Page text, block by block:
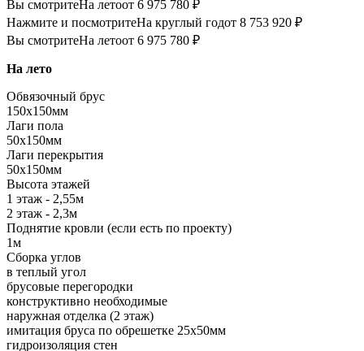
Вы смотритеНа летоот 6 975 780 ₽
Нажмите и посмотритеНа круглый годот 8 753 920 ₽
Вы смотритеНа летоот 6 975 780 ₽
На лето
Обвязочный брус
150х150мм
Лаги пола
50х150мм
Лаги перекрытия
50х150мм
Высота этажей
1 этаж - 2,55м
2 этаж - 2,3м
Поднятие кровли (если есть по проекту)
1м
Сборка углов
в теплый угол
брусовые перегородки
конструктивно необходимые
наружная отделка (2 этаж)
имитация бруса по обрешетке 25х50мм
гидроизоляция стен